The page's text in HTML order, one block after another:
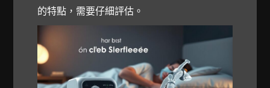
的特點，需要仔細評估。